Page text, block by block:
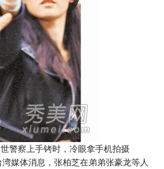
警察上手铐时，冷眼拿手机拍摄
体消息，张柏芝在弟弟张豪龙等人